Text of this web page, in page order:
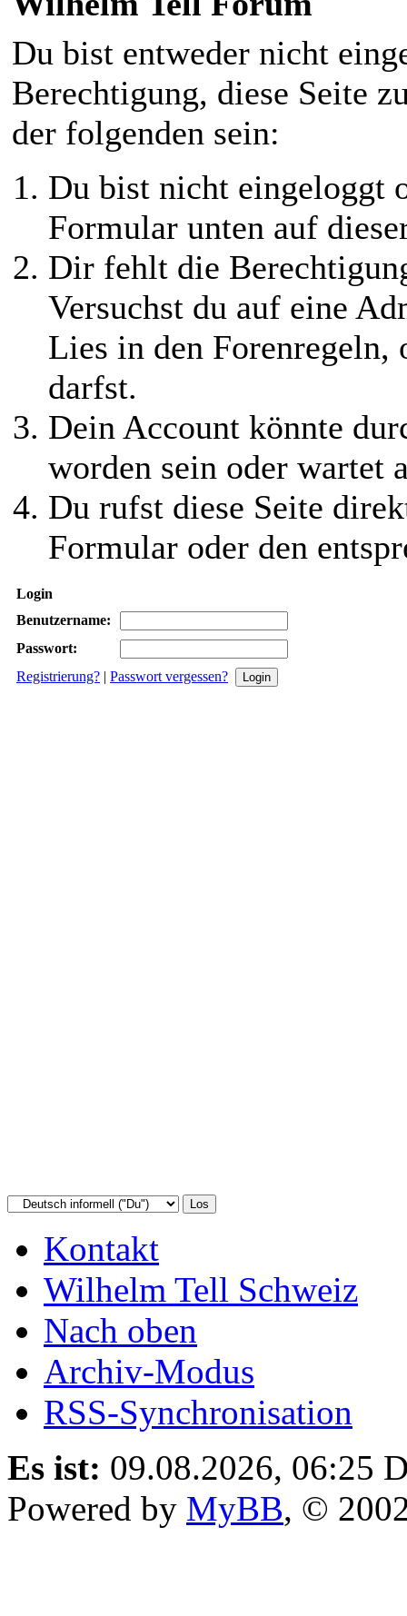
Du bist entweder nicht
Berechtigung, diese Seite
der folgenden sein:
Du bist nicht eingeloggt
Formular unten auf
Dir fehlt die
Versuchst du auf eine
Lies in den Forenregeln,
darfst.
Dein Account könnte
worden sein oder wartet
Du rufst diese Seite
Formular oder den
Login
Benutzername:
Passwort:
Registrierung? | Passwort vergessen?
Kontakt
Wilhelm Tell Schweiz
Nach oben
Archiv-Modus
RSS-Synchronisation
Es ist: 09.08.2026, 06:25
Powered by MyBB, ©